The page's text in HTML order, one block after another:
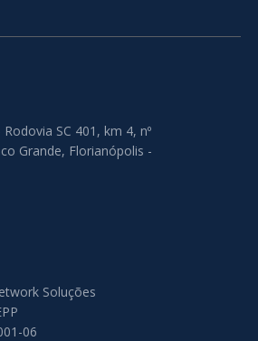
SC 401, km 4, nº
Grande, Florianópolis -
Soluções
06